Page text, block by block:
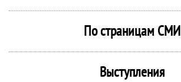
По страницам СМИ
Выступления